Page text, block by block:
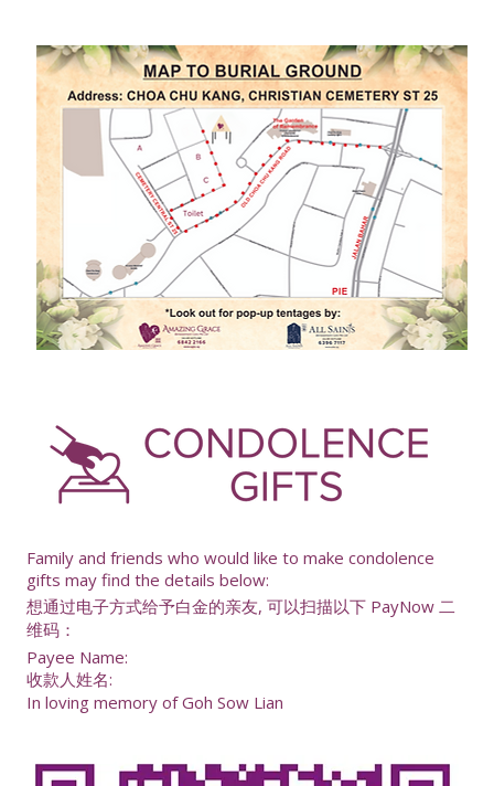
Family and friends who would like to make condolence
gifts may find the details below:
想通过电子方式给予白金的亲友, 可以扫描以下 PayNow 二
维码：
Payee Name:
收款人姓名:
In loving memory of Goh Sow Lian